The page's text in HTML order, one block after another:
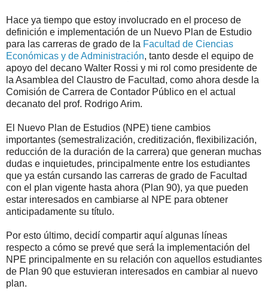
Hace ya tiempo que estoy involucrado en el proceso de
definición e implementación de un Nuevo Plan de Estudio
para las carreras de grado de la Facultad de Ciencias
Económicas y de Administración, tanto desde el equipo de
apoyo del decano Walter Rossi y mi rol como presidente de
la Asamblea del Claustro de Facultad, como ahora desde la
Comisión de Carrera de Contador Público en el actual
decanato del prof. Rodrigo Arim.
El Nuevo Plan de Estudios (NPE) tiene cambios
importantes (semestralización, creditización, flexibilización,
reducción de la duración de la carrera) que generan muchas
dudas e inquietudes, principalmente entre los estudiantes
que ya están cursando las carreras de grado de Facultad
con el plan vigente hasta ahora (Plan 90), ya que pueden
estar interesados en cambiarse al NPE para obtener
anticipadamente su título.
Por esto último, decidí compartir aquí algunas líneas
respecto a cómo se prevé que será la implementación del
NPE principalmente en su relación con aquellos estudiantes
de Plan 90 que estuvieran interesados en cambiar al nuevo
plan.